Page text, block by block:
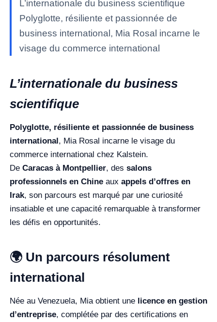
L’internationale du business scientifique
Polyglotte, résiliente et passionnée de
business international, Mia Rosal incarne le
visage du commerce international
L’internationale du business
scientifique
Polyglotte, résiliente et passionnée de business
international, Mia Rosal incarne le visage du
commerce international chez Kalstein.
De Caracas à Montpellier, des salons
professionnels en Chine aux appels d’offres en
Irak, son parcours est marqué par une curiosité
insatiable et une capacité remarquable à transformer
les défis en opportunités.
🌍 Un parcours résolument
international
Née au Venezuela, Mia obtient une licence en gestion
d’entreprise, complétée par des certifications en